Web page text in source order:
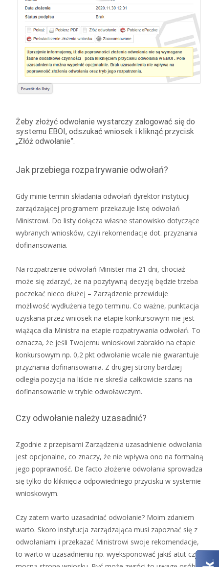
Żeby złożyć odwołanie wystarczy zalogować się do
systemu EBOI, odszukać wniosek i kliknąć przycisk
„Złóż odwołanie”.
Jak przebiega rozpatrywanie odwołań?
Gdy minie termin składania odwołań dyrektor instytucji
zarządzającej programem przekazuje listę odwołań
Ministrowi. Do listy dołącza własne stanowisko dotyczące
wybranych wniosków, czyli rekomendacje dot. przyznania
dofinansowania.
Na rozpatrzenie odwołań Minister ma 21 dni, chociaż
może się zdarzyć, że na pozytywną decyzję będzie trzeba
poczekać nieco dłużej – Zarządzenie przewiduje
możliwość wydłużenia tego terminu. Co ważne, punktacja
uzyskana przez wniosek na etapie konkursowym nie jest
wiążąca dla Ministra na etapie rozpatrywania odwołań. To
oznacza, że jeśli Twojemu wnioskowi zabrakło na etapie
konkursowym np. 0,2 pkt odwołanie wcale nie gwarantuje
przyznania dofinansowania. Z drugiej strony bardziej
odległa pozycja na liście nie skreśla całkowicie szans na
dofinansowanie w trybie odwoławczym.
Czy odwołanie należy uzasadnić?
Zgodnie z przepisami Zarządzenia uzasadnienie odwołania
jest opcjonalne, co znaczy, że nie wpływa ono na formalną
jego poprawność. De facto złożenie odwołania sprowadza
się tylko do kliknięcia odpowiedniego przycisku w systemie
wnioskowym.
Czy zatem warto uzasadniać odwołanie? Moim zdaniem
warto. Skoro instytucja zarządzająca musi zapoznać się z
odwołaniami i przekazać Ministrowi swoje rekomendacje,
to warto w uzasadnieniu np. wyeksponować jakiś atut czy